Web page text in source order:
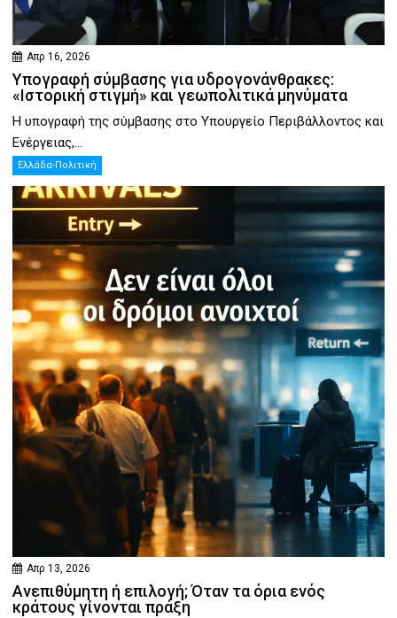
Απρ 16, 2026
Υπογραφή σύμβασης για υδρογονάνθρακες:
«Ιστορική στιγμή» και γεωπολιτικά μηνύματα
Η υπογραφή της σύμβασης στο Υπουργείο Περιβάλλοντος και
Ενέργειας,...
Ελλάδα-Πολιτική
Απρ 13, 2026
Ανεπιθύμητη ή επιλογή; Όταν τα όρια ενός
κράτους γίνονται πράξη